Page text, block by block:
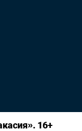
16+